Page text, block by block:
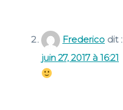
Frederico dit :
juin 27, 2017 à 16:21